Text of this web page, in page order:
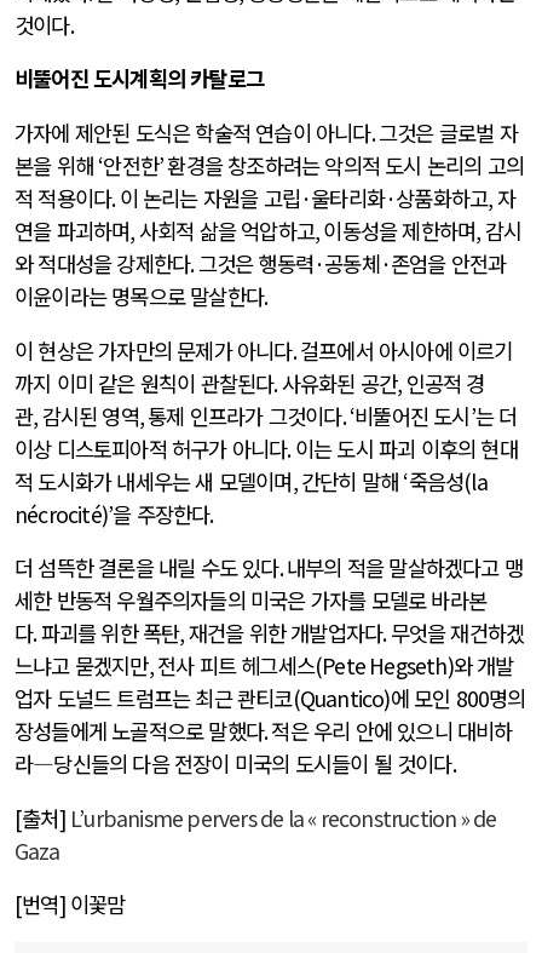
것이다.
비뚤어진 도시계획의 카탈로그
가자에 제안된 도식은 학술적 연습이 아니다.그것은 글로벌 자
본을 위해 ‘안전한’환경을 창조하려는 악의적 도시 논리의 고의
적 적용이다.이 논리는 자원을 고립 ·울타리화·상품화하고,자
연을 파괴하며,사회적 삶을 억압하고,이동성을 제한하며,감시
와 적대성을 강제한다.그것은 행동력·공동체·존엄을 안전과
이윤이라는 명목으로 말살한다.
이 현상은 가자만의 문제가 아니다.걸프에서 아시아에 이르기
까지 이미 같은 원칙이 관찰된다.사유화된 공간, 인공적 경
관,감시된 영역,통제 인프라가 그것이다. ‘비뚤어진 도시’는 더
이상 디스토피아적 허구가 아니다.이는 도시 파괴 이후의 현대
적 도시화가 내세우는 새 모델이며,간단히 말해 ‘죽음성(la
nécrocité)’을 주장한다.
더 섬뜩한 결론을 내릴 수도 있다.내부의 적을 말살하겠다고 맹
세한 반동적 우월주의자들의 미국은 가자를 모델로 바라본
다.파괴를 위한 폭탄,재건을 위한 개발업자다.무엇을 재건하겠
느냐고 묻겠지만,전사 피트 헤그세스(Pete Hegseth)와개발
업자 도널드 트럼프는 최근 콴티코(Quantico)에 모인 800명의
장성들에게 노골적으로 말했다.적은 우리 안에 있으니 대비하
라―당신들의 다음 전장이 미국의 도시들이 될 것이다.
[출처] L’urbanisme pervers de la « reconstruction » de
Gaza
[번역] 이꽃맘